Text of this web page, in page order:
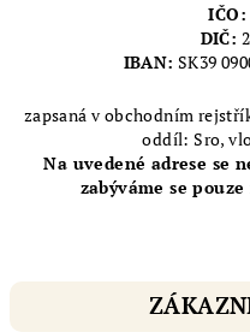
IČO:
DIČ:
IBAN: SK39
zapsaná v obchodním
oddíl: Sro,
Na uvedené adrese se
zabýváme se